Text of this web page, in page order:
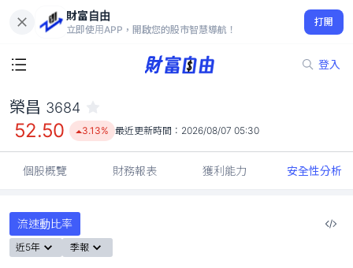
財富自由
立即使用APP，開啟您的股市智慧導航！
打開
登入
52.50
3.13%
榮昌 3684
52.50 3.13% 最近更新時間： 2026/08/07 05:30
個股概覽 財務報表 獲利能力 安全性分析
流速動比率
近5年 季報